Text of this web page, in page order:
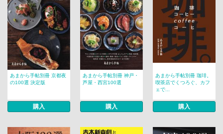
あまから手帖別冊 京都夜
の100選 決定版
購入
あまから手帖別冊 神戸・
芦屋・西宮100選
購入
あまから手帖別冊 珈琲。
喫茶店でくつろぐ、カフ
ェで...
購入